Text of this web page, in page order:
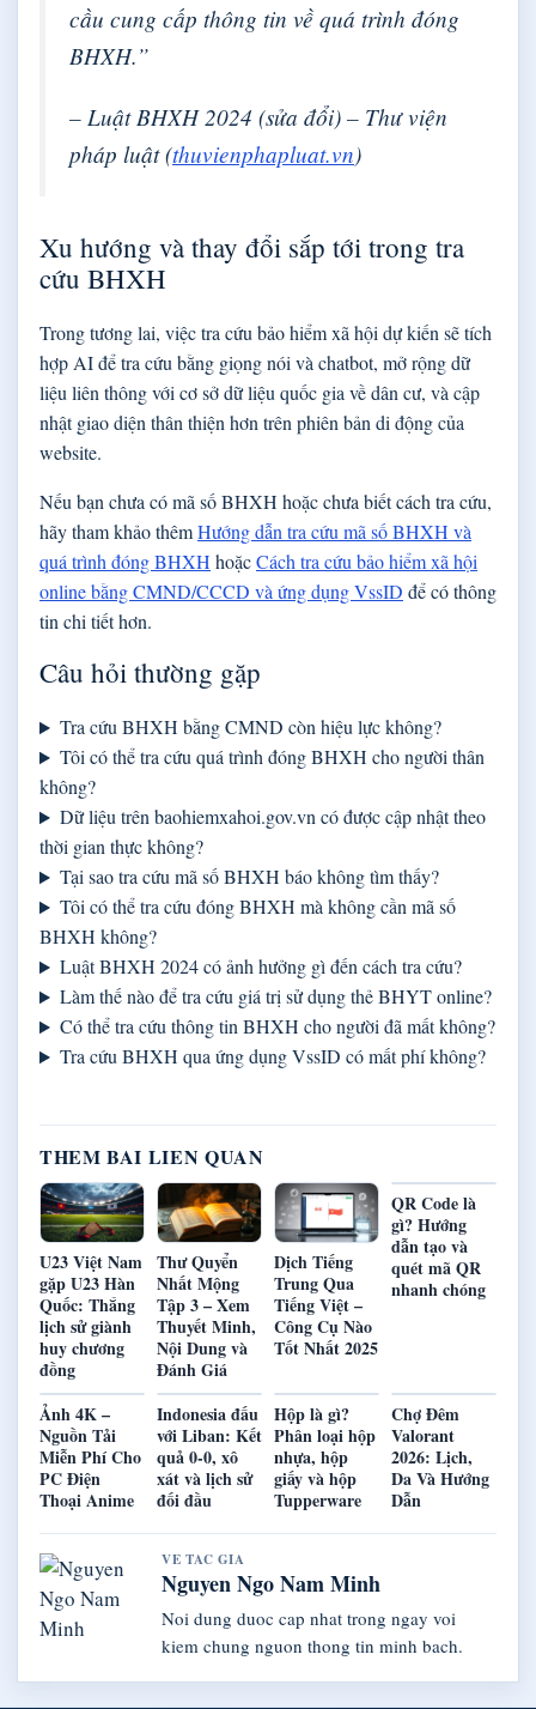
cầu cung cấp thông tin về quá trình đóng
BHXH.”
– Luật BHXH 2024 (sửa đổi) – Thư viện
pháp luật (thuvienphapluat.vn)
Xu hướng và thay đổi sắp tới trong tra
cứu BHXH
Trong tương lai, việc tra cứu bảo hiểm xã hội dự kiến sẽ tích
hợp AI để tra cứu bằng giọng nói và chatbot, mở rộng dữ
liệu liên thông với cơ sở dữ liệu quốc gia về dân cư, và cập
nhật giao diện thân thiện hơn trên phiên bản di động của
website.
Nếu bạn chưa có mã số BHXH hoặc chưa biết cách tra cứu,
hãy tham khảo thêmHướng dẫn tra cứu mã số BHXH và
quá trình đóng BHXH hoặcCách tra cứu bảo hiểm xã hội
online bằng CMND/CCCD và ứng dụng VssID để có thông
tin chi tiết hơn.
Câu hỏi thường gặp
Tra cứu BHXH bằng CMND còn hiệu lực không?
Tôi có thể tra cứu quá trình đóng BHXH cho người thân
không?
Dữ liệu trên baohiemxahoi.gov.vn có được cập nhật theo
thời gian thực không?
Tại sao tra cứu mã số BHXH báo không tìm thấy?
Tôi có thể tra cứu đóng BHXH mà không cần mã số
BHXH không?
Luật BHXH 2024 có ảnh hưởng gì đến cách tra cứu?
Làm thế nào để tra cứu giá trị sử dụng thẻ BHYT online?
Có thể tra cứu thông tin BHXH cho người đã mất không?
Tra cứu BHXH qua ứng dụng VssID có mất phí không?
THEM BAI LIEN QUAN
U23 Việt Nam
gặp U23 Hàn
Quốc: Thắng
lịch sử giành
huy chương
đồng
Thư Quyển
Nhất Mộng
Tập 3 – Xem
Thuyết Minh,
Nội Dung và
Đánh Giá
Dịch Tiếng
Trung Qua
Tiếng Việt –
Công Cụ Nào
Tốt Nhất 2025
QR Code là
gì? Hướng
dẫn tạo và
quét mã QR
nhanh chóng
Ảnh 4K –
Nguồn Tải
Miễn Phí Cho
PC Điện
Thoại Anime
Indonesia đấu
với Liban: Kết
quả 0-0, xô
xát và lịch sử
đối đầu
Hộp là gì?
Phân loại hộp
nhựa, hộp
giấy và hộp
Tupperware
Chợ Đêm
Valorant
2026: Lịch,
Da Và Hướng
Dẫn
VE TAC GIA
Nguyen Ngo Nam Minh
Noi dung duoc cap nhat trong ngay voi
kiem chung nguon thong tin minh bach.